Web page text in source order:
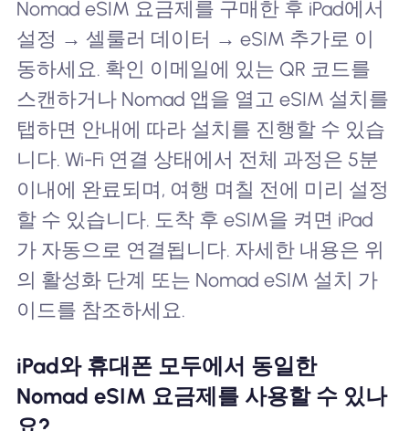
Nomad eSIM 요금제를 구매한 후 iPad에서
설정 → 셀룰러 데이터 → eSIM 추가로 이
동하세요. 확인 이메일에 있는 QR 코드를
스캔하거나 Nomad 앱을 열고 eSIM 설치를
탭하면 안내에 따라 설치를 진행할 수 있습
니다. Wi-Fi 연결 상태에서 전체 과정은 5분
이내에 완료되며, 여행 며칠 전에 미리 설정
할 수 있습니다. 도착 후 eSIM을 켜면 iPad
가 자동으로 연결됩니다. 자세한 내용은 위
의 활성화 단계 또는 Nomad eSIM 설치 가
이드를 참조하세요.
iPad와 휴대폰 모두에서 동일한
Nomad eSIM 요금제를 사용할 수 있나